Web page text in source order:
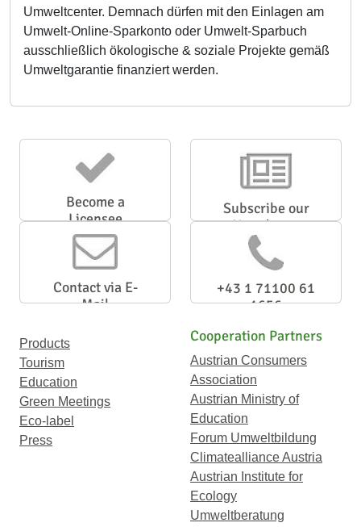
Umweltcenter. Demnach dürfen mit den Einlagen am
Umwelt-Online-Sparkonto oder Umwelt-Sparbuch
ausschließlich ökologische & soziale Projekte gemäß
Umweltgarantie finanziert werden.
Become a
Licensee
Subscribe our
Newsletter
Contact via E-
Mail
+43 1 71100 61
1656
Products
Tourism
Education
Green Meetings
Eco-label
Press
Cooperation Partners
Austrian Consumers
Association
Austrian Ministry of
Education
Forum Umweltbildung
Climatealliance Austria
Austrian Institute for
Ecology
Umweltberatung